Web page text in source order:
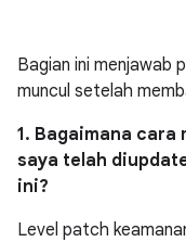
Bagian ini menjawab
muncul setelah
1. Bagaimana
saya telah
ini?
Level patch